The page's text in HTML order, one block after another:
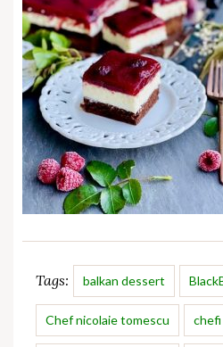
Tags: balkan dessert
Chef nicolaie tomescu